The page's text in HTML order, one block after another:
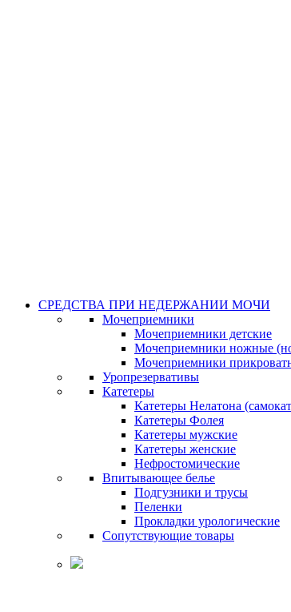
СРЕДСТВА ПРИ НЕДЕРЖАНИИ МОЧИ
Мочеприемники
Мочеприемники детские
Мочеприемники ножные
Мочеприемники
Уропрезервативы
Катетеры
Катетеры Нелатона
Катетеры Фолея
Катетеры мужские
Катетеры женские
Нефростомические
Впитывающее белье
Подгузники и трусы
Пеленки
Прокладки урологические
Сопутствующие товары